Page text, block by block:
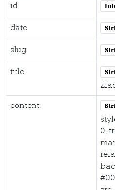
id
date
slug
title
content
0;